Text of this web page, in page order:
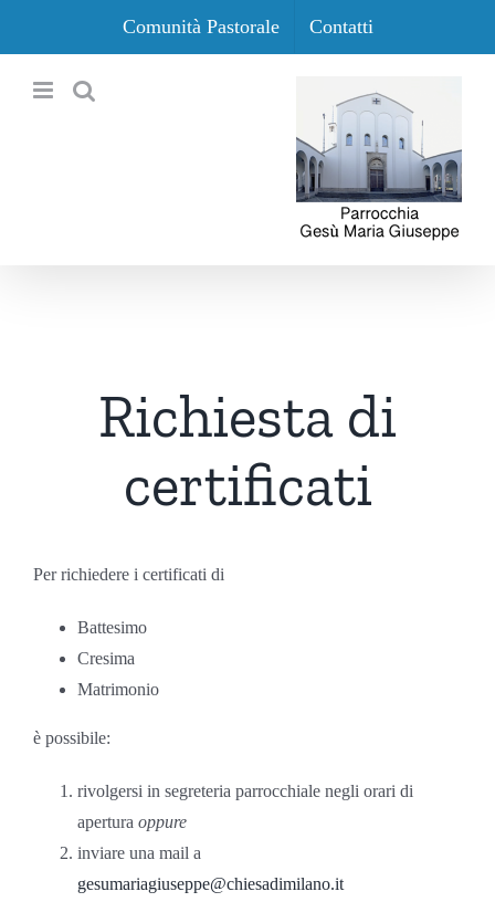
Comunità Pastorale Contatti
Richiesta di
certificati
Per richiedere i certificati di
Battesimo
Cresima
Matrimonio
è possibile:
rivolgersi in segreteria parrocchiale negli orari di
apertura oppure
inviare una mail a
gesumariagiuseppe@chiesadimilano.it